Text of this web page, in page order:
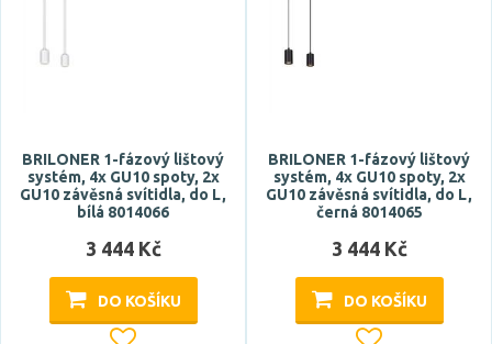
plast
IP20
BRILONER 1-fázový lištový
systém, 4x GU10 spoty, 2x
GU10 závěsná svítidla, do L,
bílá 8014066
3 444 Kč
DO KOŠÍKU
BRILONER 1-fázový lištový
systém, 4x GU10 spoty, 2x
GU10 závěsná svítidla, do L,
černá 8014065
3 444 Kč
DO KOŠÍKU